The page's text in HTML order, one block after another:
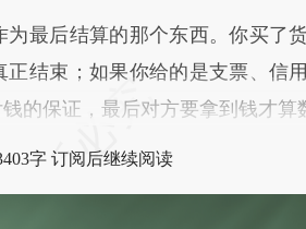
最后结算的那个东西。你买了
结束；如果你给的是支票、信
的保证，最后对方要拿到钱才算
字 订阅后继续阅读